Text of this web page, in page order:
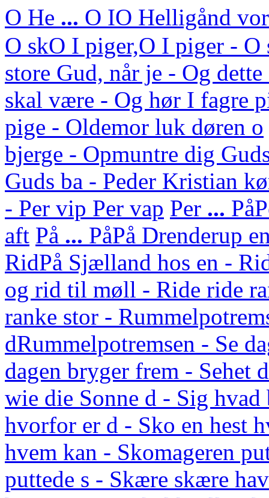
O He ... O IO Helligånd
O skO I piger,O I piger -
store Gud, når je - Og
skal være - Og hør I fagre
pige - Oldemor luk døren o
bjerge - Opmuntre dig
Guds ba - Peder Kristian
- Per vip Per vap Per ... På
aft På ... PåPå Drenderup
RidPå Sjælland hos en -
og rid til møll - Ride ride
ranke stor -
dRummelpotremsen - Se
dagen bryger frem - Sehet
wie die Sonne d - Sig hvad
hvorfor er d - Sko en hest
hvem kan - Skomageren
puttede s - Skære skære